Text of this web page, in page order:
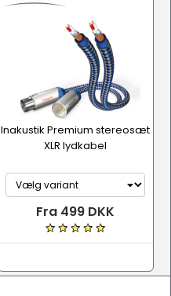
Inakustik Premium stereosæt
XLR lydkabel
Fra 499 DKK